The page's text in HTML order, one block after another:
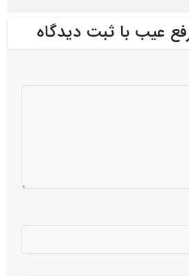
عیب با ثبت دیدگاه